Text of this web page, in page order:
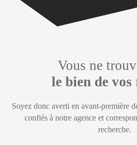
Vous ne
le bien de vos
Soyez donc averti en avant-première
confiés à notre agence et
recherche.